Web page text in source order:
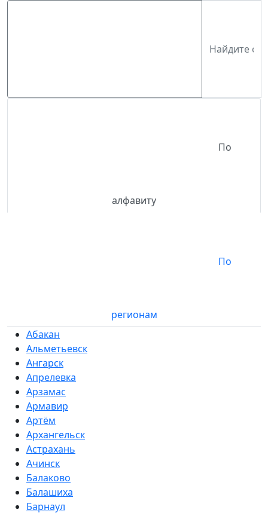
алфавиту
регионам
Абакан
Альметьевск
Ангарск
Апрелевка
Арзамас
Армавир
Артём
Архангельск
Астрахань
Ачинск
Балаково
Балашиха
Барнаул